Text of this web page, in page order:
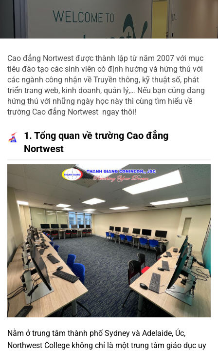
Cao đẳng Nortwest được thành lập từ năm 2007 với mục
tiêu đào tạo các sinh viên có định hướng và hứng thú với
các ngành công nhận về Truyền thông, kỹ thuật số, phát
triển trang web, kinh doanh, quản lý,… Nếu bạn cũng đang
hứng thú với những ngày học này thì cùng tìm hiểu về
trường Cao đẳng Nortwest ngay thôi!
1. Tổng quan về trường Cao đẳng
Nortwest
Nằm ở trung tâm thành phố Sydney và Adelaide, Úc,
Northwest College không chỉ là một trung tâm giáo dục uy